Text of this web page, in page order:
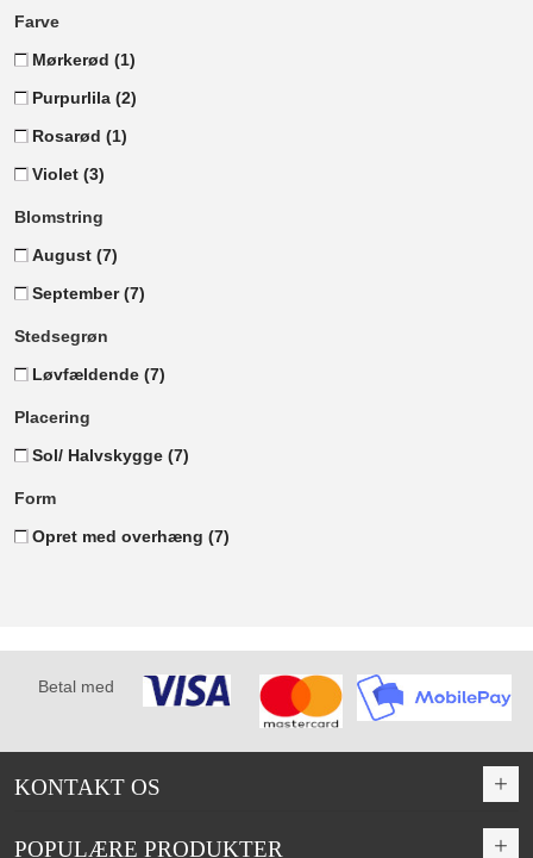
Farve
Mørkerød (1)
Purpurlila (2)
Rosarød (1)
Violet (3)
Blomstring
August (7)
September(7)
Stedsegrøn
Løvfældende (7)
Placering
Sol/ Halvskygge (7)
Form
Opret med overhæng (7)
Betal med
KONTAKT OS
POPULÆRE PRODUKTER